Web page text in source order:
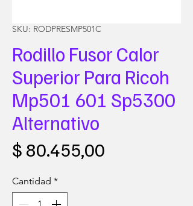
SKU: RODPRESMP501C
Rodillo Fusor Calor
Superior Para Ricoh
Mp501 601 Sp5300
Alternativo
$ 80.455,00
Cantidad *